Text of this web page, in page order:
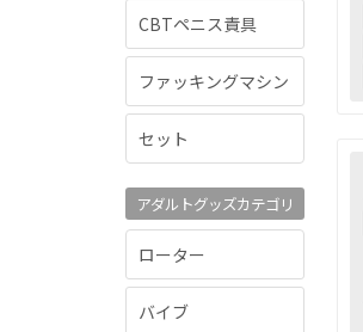
CBTペニス責具
ファッキングマシン
セット
アダルトグッズカテゴリ
ローター
バイブ